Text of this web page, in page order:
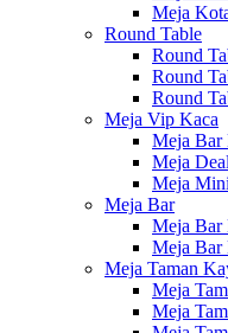
Meja
Round Table
Round
Round
Round
Meja Vip Kaca
Meja Bar
Meja
Meja
Meja Bar
Meja Bar
Meja Bar
Meja Taman
Meja
Meja